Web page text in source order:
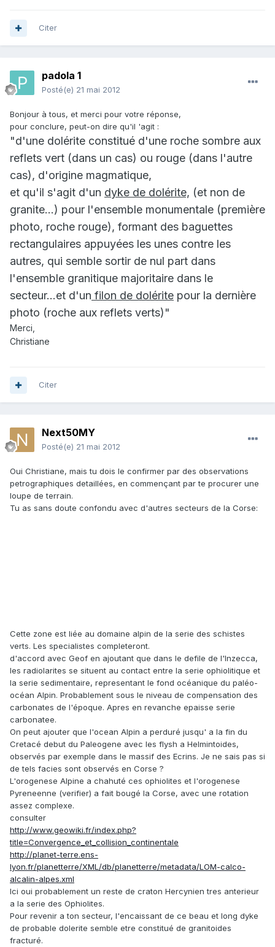
Citer
padola 1
Posté(e) 21 mai 2012
Bonjour à tous, et merci pour votre réponse,
pour conclure, peut-on dire qu'il 'agit :
"d'une dolérite constitué d'une roche sombre aux
reflets vert (dans un cas) ou rouge (dans l'autre
cas), d'origine magmatique,
et qu'il s'agit d'un dyke de dolérite, (et non de
granite...) pour l'ensemble monumentale (première
photo, roche rouge), formant des baguettes
rectangulaires appuyées les unes contre les
autres, qui semble sortir de nul part dans
l'ensemble granitique majoritaire dans le
secteur...et d'un filon de dolérite pour la dernière
photo (roche aux reflets verts)"
Merci,
Christiane
Citer
Next50MY
Posté(e) 21 mai 2012
Oui Christiane, mais tu dois le confirmer par des observations
petrographiques detaillées, en commençant par te procurer une
loupe de terrain.
Tu as sans doute confondu avec d'autres secteurs de la Corse:
Cette zone est liée au domaine alpin de la serie des schistes
verts. Les specialistes completeront.
d'accord avec Geof en ajoutant que dans le defile de l'Inzecca,
les radiolarites se situent au contact entre la serie ophiolitique et
la serie sedimentaire, representant le fond océanique du paléo-
océan Alpin. Probablement sous le niveau de compensation des
carbonates de l'époque. Apres en revanche epaisse serie
carbonatee.
On peut ajouter que l'ocean Alpin a perduré jusqu' a la fin du
Cretacé debut du Paleogene avec les flysh a Helmintoides,
observés par exemple dans le massif des Ecrins. Je ne sais pas si
de tels facies sont observés en Corse ?
L'orogenese Alpine a chahuté ces ophiolites et l'orogenese
Pyreneenne (verifier) a fait bougé la Corse, avec une rotation
assez complexe.
consulter
http://www.geowiki.fr/index.php?
title=Convergence_et_collision_continentale
http://planet-terre.ens-
lyon.fr/planetterre/XML/db/planetterre/metadata/LOM-calco-
alcalin-alpes.xml
Ici oui probablement un reste de craton Hercynien tres anterieur
a la serie des Ophiolites.
Pour revenir a ton secteur, l'encaissant de ce beau et long dyke
de probable dolerite semble etre constitué de granitoides
fracturé.